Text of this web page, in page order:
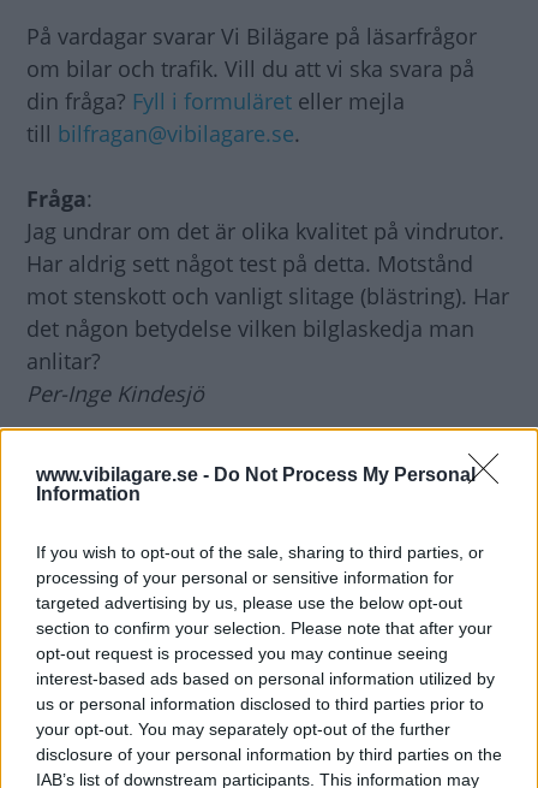
www.vibilagare.se - Do Not Process My Personal
Information
If you wish to opt-out of the sale, sharing to third parties, or
processing of your personal or sensitive information for
targeted advertising by us, please use the below opt-out
section to confirm your selection. Please note that after your
opt-out request is processed you may continue seeing
interest-based ads based on personal information utilized by
us or personal information disclosed to third parties prior to
your opt-out. You may separately opt-out of the further
disclosure of your personal information by third parties on the
IAB’s list of downstream participants. This information may
På vardagar svarar Vi Bilägare på läsarfrågor
om bilar och trafik. Vill du att vi ska svara på
din fråga? Fyll i formuläret eller mejla
till bilfragan@vibilagare.se.
Fråga:
Jag undrar om det är olika kvalitet på vindrutor.
Har aldrig sett något test på detta. Motstånd
mot stenskott och vanligt slitage (blästring). Har
det någon betydelse vilken bilglaskedja man
anlitar?
Per-Inge Kindesjö
Visst kan det förekomma skillnader i kvalitet,
från samma leverantörer. Generellt gäller att
vindrutorna med tiden blivit tunnare för att
spara vikt. Det har också blivit vanligare med
stenskott vilket kan ha flera orsaker. Vägarna
grusas numera med stenkross, vilket är extra
vasst och elakt mot glasrutor. Gruset fastnar
lätt i däcken och sprätter iväg i högre farter.